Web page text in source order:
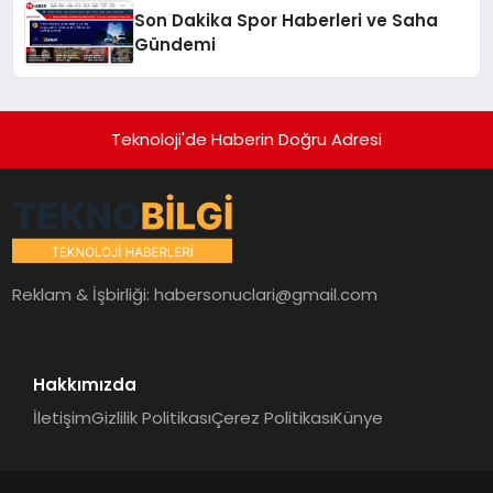
Son Dakika Spor Haberleri ve Saha
Gündemi
Teknoloji'de Haberin Doğru Adresi
Reklam & İşbirliği:habersonuclari@gmail.com
Hakkımızda
İletişimGizlilik PolitikasıÇerez PolitikasıKünye